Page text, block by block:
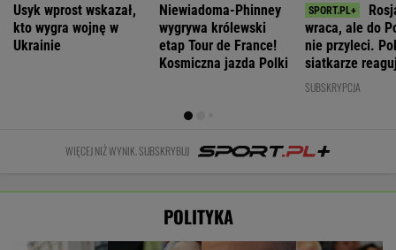
Usyk wprost wskazał,
kto wygra wojnę w
Ukrainie
Niewiadoma-Phinney
wygrywa królewski
etap Tour de France!
Kosmiczna jazda Polki
wraca, ale do
nie przyleci.
siatkarze
rozumiem"
SUBSKRYPCJA
WIĘCEJ NIŻ WYNIK. SUBSKRYBUJ
POLITYKA